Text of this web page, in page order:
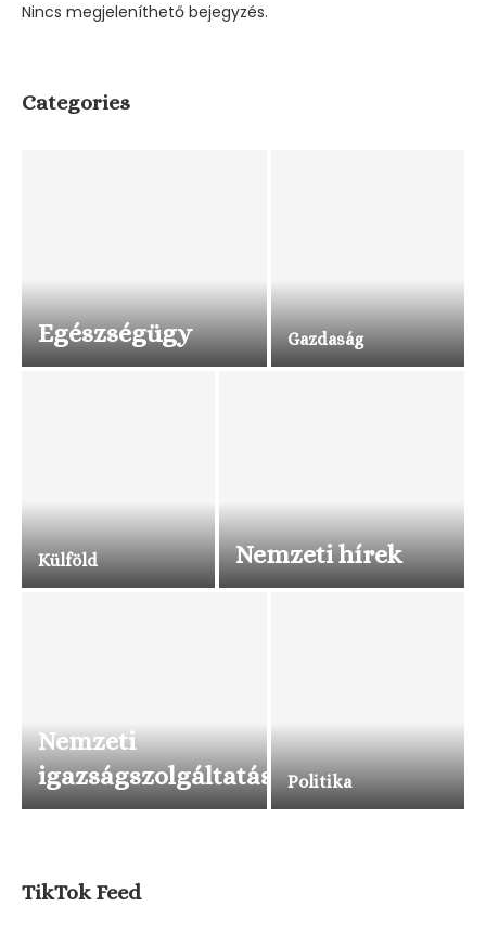
Nincs megjeleníthető bejegyzés.
Categories
Egészségügy Gazdaság
Külföld Nemzeti hírek
Nemzeti
igazságszolgáltatás
Politika
TikTok Feed